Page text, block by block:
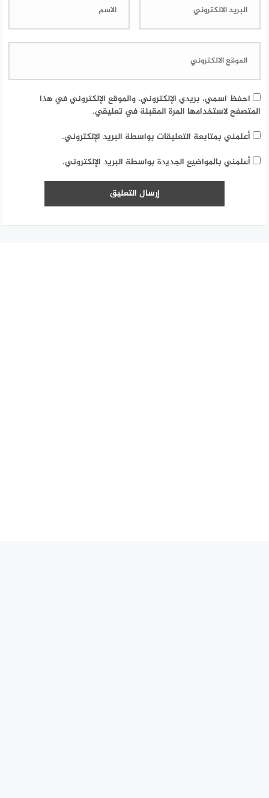
احفظ اسمي، بريدي الإلكتروني، والموقع الإلكتروني في هذا
المتصفح لاستخدامها المرة المقبلة في تعليقي.
أعلمني بمتابعة التعليقات بواسطة البريد الإلكتروني.
أعلمني بالمواضيع الجديدة بواسطة البريد الإلكتروني.